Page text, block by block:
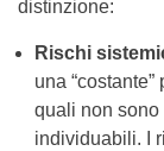
distinzione:
Rischi
una
quali non
individuabili. I